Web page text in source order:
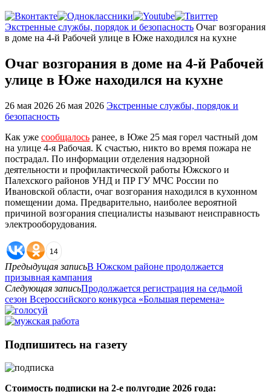
Главная
Экстренные службы, порядок и безопасность Очаг возгорания
в доме на 4-й Рабочей улице в Юже находился на кухне
Очаг возгорания в доме на 4-й Рабочей
улице в Юже находился на кухне
26 мая 2026 26 мая 2026 Экстренные службы, порядок и
безопасность
Как уже сообщалось ранее, в Юже 25 мая горел частный дом
на улице 4-я Рабочая. К счастью, никто во время пожара не
пострадал. По информации отделения надзорной
деятельности и профилактической работы Южского и
Палехского районов УНД и ПР ГУ МЧС России по
Ивановской области, очаг возгорания находился в кухонном
помещении дома. Предварительно, наиболее вероятной
причиной возгорания специалисты называют неисправность
электрооборудования.
14
Предыдущая записьВ Южском районе продолжается
призывная кампания
Следующая записьПродолжается регистрация на седьмой
сезон Всероссийского конкурса «Большая перемена»
Подпишитесь на газету
Стоимость подписки на 2-е полугодие 2026 года: